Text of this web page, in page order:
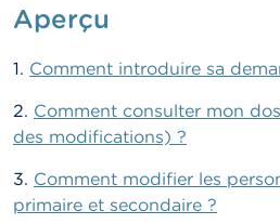
L
F
M
A
A
c
t
Aperçu
1. Comment introduire sa
2. Comment consulter mon
des modifications) ?
3. Comment modifier les
primaire et secondaire ?